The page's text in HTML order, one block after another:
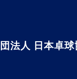
法人 日本卓球